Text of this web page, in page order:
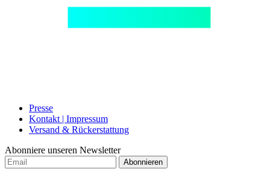
Presse
Kontakt | Impressum
Versand & Rückerstattung
Abonniere unseren Newsletter
Abonnieren